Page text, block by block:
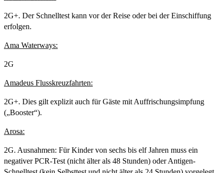
2G+. Der Schnelltest kann vor der Reise oder bei der Einschiffung
erfolgen.
Ama Waterways:
2G
Amadeus Flusskreuzfahrten:
2G+. Dies gilt explizit auch für Gäste mit Auffrischungsimpfung
(„Booster“).
Arosa:
2G. Ausnahmen: Für Kinder von sechs bis elf Jahren muss ein
negativer PCR-Test (nicht älter als 48 Stunden) oder Antigen-